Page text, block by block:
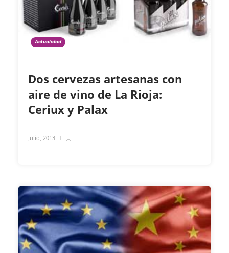
Actualidad
Dos cervezas artesanas con
aire de vino de La Rioja:
Ceriux y Palax
Julio, 2013